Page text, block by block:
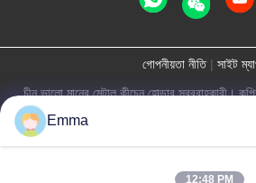
গোপনীয়তা নীতি| সাইট
চীন ভালো মানের মেটাল কীচেন হোল্ডার
IMEGA COMPANY LIMITED IMEGA
Emma
12:48 PM